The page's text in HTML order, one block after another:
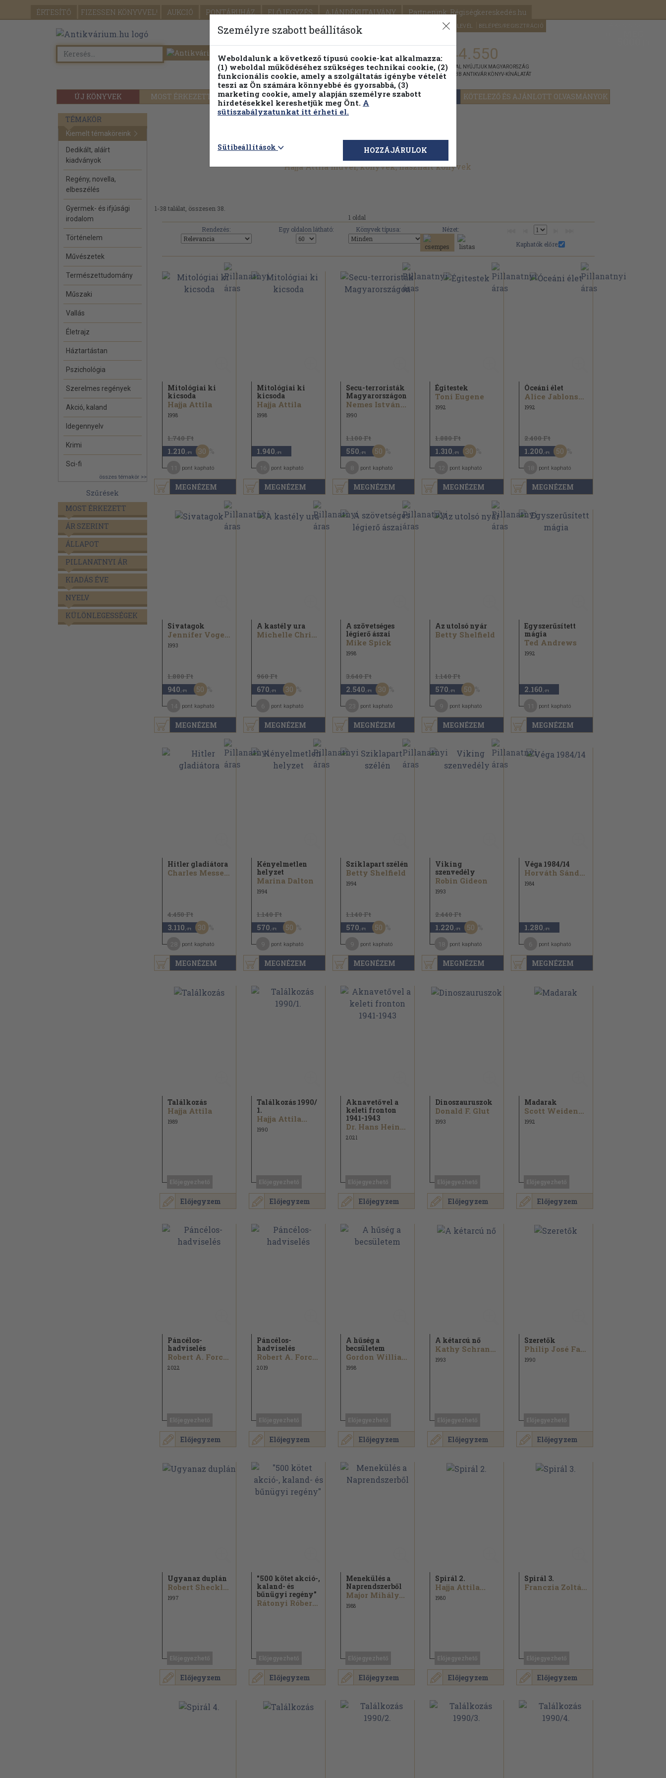
ÉRTESÍTŐ FIZESSEN KÖNYVVEL! AUKCIÓ PONTÁRUHÁZ ELŐJEGYZÉS AJÁNDÉKUTALVÁNY Partnerünk: Régiségkereskedés.hu
SEGÍTSÉG HÍRLEVÉL BELÉPÉS/REGISZTRÁCIÓ
ÚJ KÖNYVEK MOST ÉRKEZETT PILLANATNYI ÁRAINK FENNTARTHATÓ OLVASMÁNYOK KÖTELEZŐ ÉS AJÁNLOTT OLVASMÁNYOK
Részletes kereső Témaköri fa 1.144.550
KIADVÁNNYAL NYÚJTJUK MAGYARORSZÁG
LEGNAGYOBB ANTIKVÁR KÖNYV-KÍNÁLATÁT
TÉMAKÖR
Kiemelt témaköreink
Dedikált, aláírt
kiadványok
Regény, novella,
elbeszélés
Gyermek- és ifjúsági
irodalom
Történelem
Művészetek
Természettudomány
Műszaki
Vallás
Életrajz
Háztartástan
Pszichológia
Szerelmes regények
Akció, kaland
Idegennyelv
Krimi
Sci-fi
összes témakör >>
Szűrések
MOST ÉRKEZETT
ÁR SZERINT
ÁLLAPOT
PILLANATNYI ÁR
KIADÁS ÉVE
NYELV
KÜLÖNLEGESSÉGEK
Hajja Attila művei, könyvek, használt könyvek
1-38 találat, összesen 38.
1 oldal
Rendezés:
Egy oldalon látható: Könyvek típusa:
Nézet:
Kaphatók előre:
MEGNÉZEM
Mitológiai ki
kicsoda
Hajja Attila
1998
1.740 Ft
1.210 ,-Ft 30
pont kapható
MEGNÉZEM
Mitológiai ki
kicsoda
Hajja Attila
1998
1.940 ,-Ft
pont kapható
MEGNÉZEM
Secu-terroristák
Magyarországon
Nemes István...
1990
1.100 Ft
550 ,-Ft 50
pont kapható
MEGNÉZEM
Égitestek
Toni Eugene
1992
1.880 Ft
1.310 ,-Ft 30
pont kapható
MEGNÉZEM
Óceáni élet
Alice Jablonsky
1992
2.400 Ft
1.200 ,-Ft 50
pont kapható
MEGNÉZEM
Sivatagok
Jennifer Vogelgesang
1993
1.880 Ft
940 ,-Ft 50
pont kapható
MEGNÉZEM
A kastély ura
Michelle Christie
960 Ft
670 ,-Ft 30
pont kapható
MEGNÉZEM
A szövetséges
légierő ászai
Mike Spick
1998
3.640 Ft
2.540 ,-Ft 30
pont kapható
MEGNÉZEM
Az utolsó nyár
Betty Shelfield
1.140 Ft
570 ,-Ft 50
pont kapható
MEGNÉZEM
Egyszerűsített
mágia
Ted Andrews
1992
2.160 ,-Ft
pont kapható
MEGNÉZEM
Hitler gladiátora
Charles Messenger
4.450 Ft
3.110 ,-Ft 30
pont kapható
MEGNÉZEM
Kényelmetlen
helyzet
Marina Dalton
1994
1.140 Ft
570 ,-Ft 50
pont kapható
MEGNÉZEM
Sziklapart szélén
Betty Shelfield
1994
1.140 Ft
570 ,-Ft 50
pont kapható
MEGNÉZEM
Viking
szenvedély
Robin Gideon
1993
2.440 Ft
1.220 ,-Ft 50
pont kapható
MEGNÉZEM
Véga 1984/14
Horváth Sándor...
1984
1.280 ,-Ft
pont kapható
Előjegyzem
Találkozás
Hajja Attila
1989
Előjegyzem
Találkozás 1990/
1.
Hajja Attila...
1990
Előjegyzem
Aknavetővel a
keleti fronton
1941-1943
Dr. Hans Heinz Rehfeldt
2021
Előjegyzem
Dinoszauruszok
Donald F. Glut
1993
Előjegyzem
Madarak
Scott Weidensaul
1992
Előjegyzem
Páncélos-
hadviselés
Robert A. Forczyk
2022
Előjegyzem
Páncélos-
hadviselés
Robert A. Forczyk
2019
Előjegyzem
A hűség a
becsületem
Gordon Williamson
1998
Előjegyzem
A kétarcú nő
Kathy Schranko
1993
Előjegyzem
Szeretők
Philip José Farmer
1990
Előjegyzem
Ugyanaz duplán
Robert Sheckley
1997
Előjegyzem
"500 kötet akció-,
kaland- és
bűnügyi regény"
Rátonyi Róbert...
Előjegyzem
Menekülés a
Naprendszerből
Major Mihály...
1988
Előjegyzem
Spirál 2.
Hajja Attila...
1980
Előjegyzem
Spirál 3.
Franczia Zoltán...
Személyre szabott beállítások
Weboldalunk a következő típusú cookie-kat alkalmazza:
(1) weboldal működéséhez szükséges technikai cookie, (2)
funkcionális cookie, amely a szolgáltatás igénybe vételét
teszi az Ön számára könnyebbé és gyorsabbá, (3)
marketing cookie, amely alapján személyre szabott
hirdetésekkel kereshetjük meg Önt. A
sütiszabályzatunkat itt érheti el.
Sütibeállítások HOZZÁJÁRULOK